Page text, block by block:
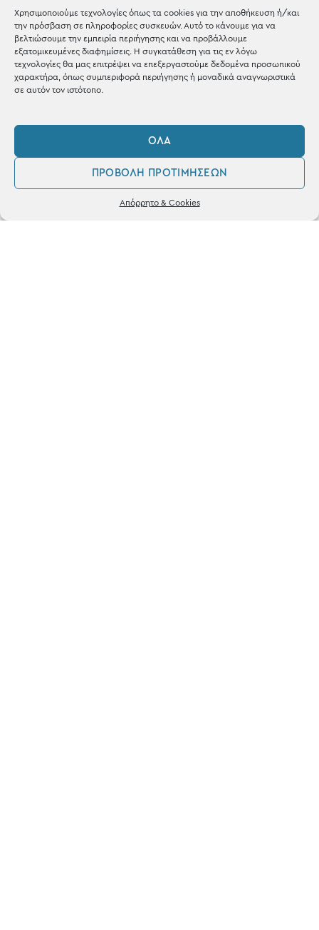
Χρησιμοποιούμε τεχνολογίες όπως τα cookies για την αποθήκευση ή/και
την πρόσβαση σε πληροφορίες συσκευών. Αυτό το κάνουμε για να
βελτιώσουμε την εμπειρία περιήγησης και να προβάλλουμε
εξατομικευμένες διαφημίσεις. Η συγκατάθεση για τις εν λόγω
τεχνολογίες θα μας επιτρέψει να επεξεργαστούμε δεδομένα προσωπικού
χαρακτήρα, όπως συμπεριφορά περιήγησης ή μοναδικά αναγνωριστικά
σε αυτόν τον ιστότοπο.
ΌΛΑ
ΠΡΟΒΟΛΉ ΠΡΟΤΙΜΉΣΕΩΝ
Απόρρητο & Cookies
με Χρεωστική & Πιστωτική
Ηλεκτρονικές
Πληρωμές
0